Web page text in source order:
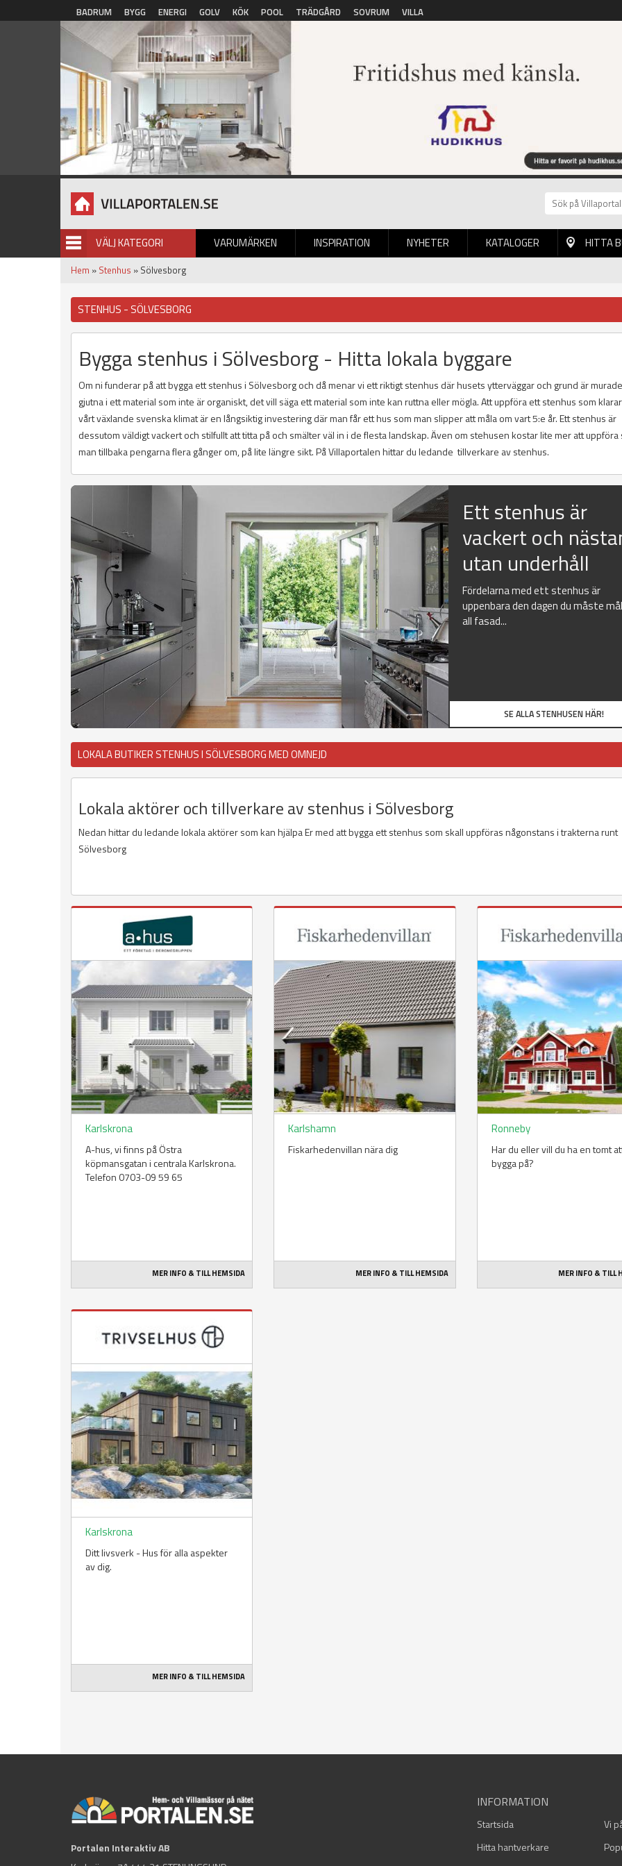
Hoppa till huvudinnehåll
BADRUM BYGG ENERGI GOLV KÖK POOL TRÄDGÅRD SOVRUM VILLA
VÄLJ KATEGORI VARUMÄRKEN INSPIRATION NYHETER
BILDGALLERI KATALOGER HITTA
Hem » Stenhus » Sölvesborg
STENHUS - SÖLVESBORG
Bygga stenhus i Sölvesborg - Hitta lokala byggare
Om ni funderar på att bygga ett stenhus i Sölvesborg och då menar vi ett riktigt stenhus där husets ytterväggar och grund är
gjutna i ett material som inte är organiskt, det vill säga ett material som inte kan ruttna eller mögla. Att uppföra ett stenhus som
vårt växlande svenska klimat är en långsiktig investering där man får ett hus som man slipper att måla om vart 5:e år. Ett stenhus är
dessutom väldigt vackert och stilfullt att titta på och smälter väl in i de flesta landskap. Även om stehusen kostar lite mer att uppföra
man tillbaka pengarna flera gånger om, på lite längre sikt. På Villaportalen hittar du ledande tillverkare av stenhus.
Ett stenhus är
vackert och
utan underhåll
Fördelarna med ett stenhus är
uppenbara den dagen du måste
all fasad...
SE ALLA STENHUSEN HÄR!
LOKALA BUTIKER STENHUS I SÖLVESBORG MED OMNEJD
Lokala aktörer och tillverkare av stenhus i Sölvesborg
Nedan hittar du ledande lokala aktörer som kan hjälpa Er med att bygga ett stenhus som skall uppföras någonstans i trakterna runt
Sölvesborg
Karlskrona
A-hus, vi finns på Östra
köpmansgatan i centrala Karlskrona.
Telefon 0703-09 59 65
MER INFO & TILL HEMSIDA
Karlshamn
Fiskarhedenvillan nära dig
MER INFO & TILL HEMSIDA
Ronneby
Har du eller vill du ha en tomt
bygga på?
MER INFO & TILL
Karlskrona
Ditt livsverk - Hus för alla aspekter
av dig.
MER INFO & TILL HEMSIDA
Portalen Interaktiv AB
INFORMATION
Startsida
Vi
Hitta hantverkare